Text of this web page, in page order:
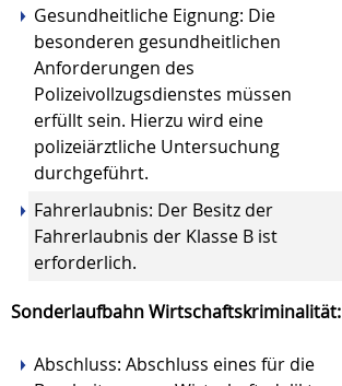
Gesundheitliche Eignung: Die
besonderen gesundheitlichen
Anforderungen des
Polizeivollzugsdienstes müssen
erfüllt sein. Hierzu wird eine
polizeiärztliche Untersuchung
durchgeführt.
Fahrerlaubnis: Der Besitz der
Fahrerlaubnis der Klasse B ist
erforderlich.
Sonderlaufbahn Wirtschaftskriminalität:
Abschluss: Abschluss eines für die